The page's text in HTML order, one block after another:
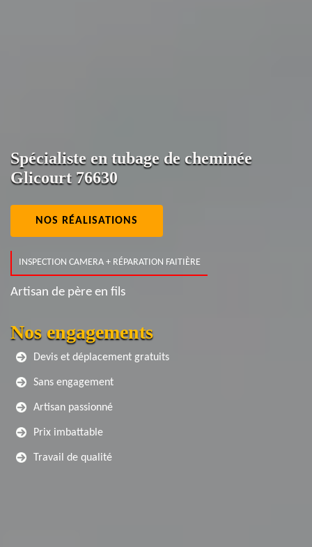
Spécialiste en tubage de cheminée
Glicourt 76630
NOS RÉALISATIONS
INSPECTION CAMERA + RÉPARATION FAITIÈRE
Artisan de père en fils
Nos engagements
Devis et déplacement gratuits
Sans engagement
Artisan passionné
Prix imbattable
Travail de qualité